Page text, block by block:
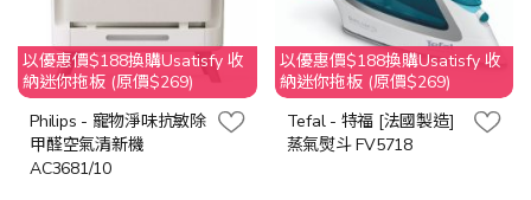
以優惠價$188換購Usatisfy 收
納迷你拖板 (原價$269)
Philips - 寵物淨味抗敏除
甲醛空氣清新機
AC3681/10
以優惠價$188換購Usatisfy 收
納迷你拖板 (原價$269)
Tefal - 特福 [法國製造]
蒸氣熨斗 FV5718